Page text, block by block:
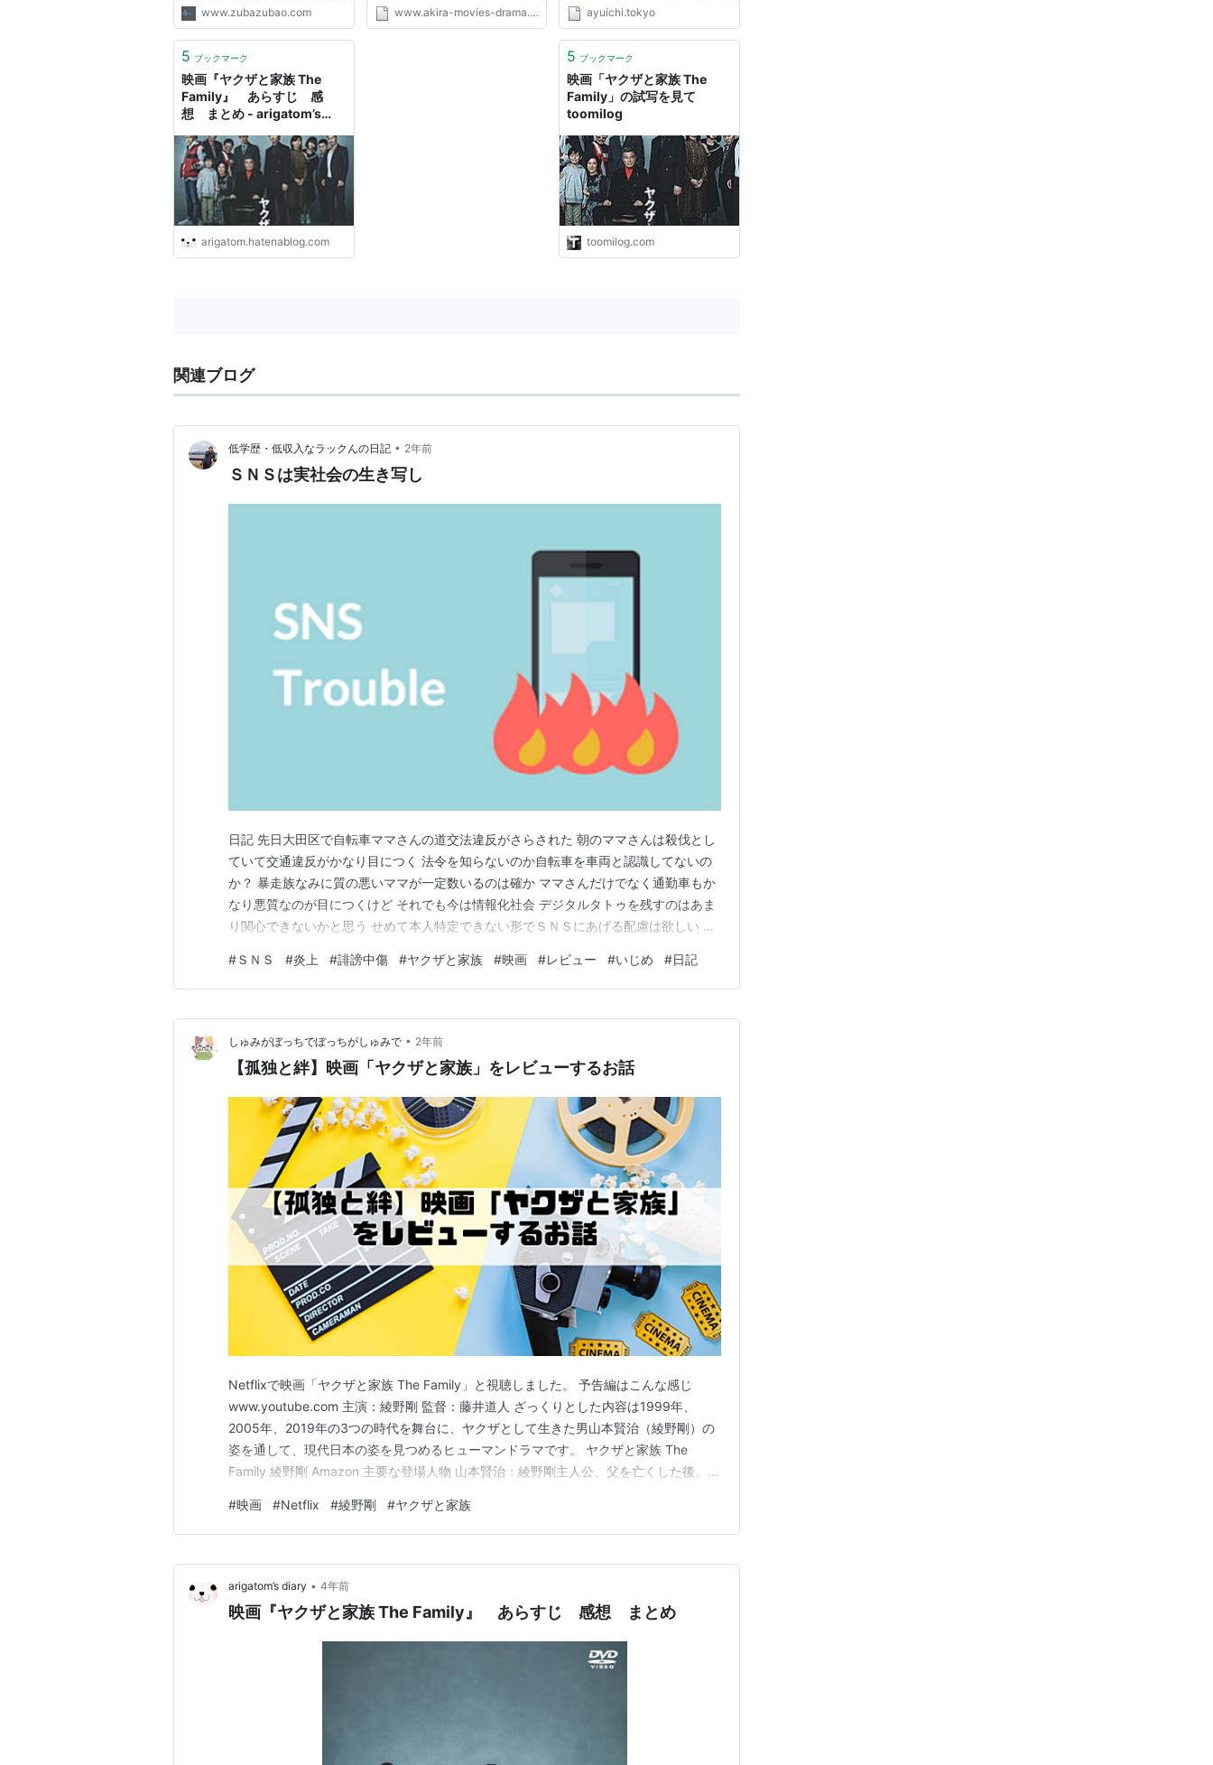
www.zubazubao.com www.akira-movies-drama.com ayuichi.tokyo
5 ブックマーク
映画『ヤクザと家族 The
Family』 あらすじ 感
想 まとめ - arigatom’s
arigatom.hatenablog.com
5 ブックマーク
映画「ヤクザと家族 The
Family」の試写を見て
toomilog
toomilog.com
関連ブログ
低学歴・低収入なラックんの日記 • 2年前
ＳＮＳは実社会の生き写し
日記 先日大田区で自転車ママさんの道交法違反がさらされた 朝のママさんは殺伐とし
ていて交通違反がかなり目につく 法令を知らないのか自転車を車両と認識してないの
か？ 暴走族なみに質の悪いママが一定数いるのは確か ママさんだけでなく通勤車もか
なり悪質なのが目につくけど それでも今は情報化社会 デジタルタトゥを残すのはあま
り関心できないかと思う せめて本人特定できない形でＳＮＳにあげる配慮は欲しい ヤ
ゆく 人にはそういう陰湿なところがあって遠くから矢を放つ 今回のママさんは気の毒
だが今は近所の小競り合いでは済まない 実を守…
#ＳＮＳ #炎上 #誹謗中傷 #ヤクザと家族 #映画 #レビュー #いじめ #日記
しゅみがぼっちでぼっちがしゅみで • 2年前
【孤独と絆】映画「ヤクザと家族」をレビューするお話
Netflixで映画「ヤクザと家族 The Family」と視聴しました。 予告編はこんな感じ
www.youtube.com 主演：綾野剛 監督：藤井道人 ざっくりとした内容は1999年、
2005年、2019年の3つの時代を舞台に、ヤクザとして生きた男山本賢治（綾野剛）の
姿を通して、現代日本の姿を見つめるヒューマンドラマです。 ヤクザと家族 The
Family 綾野剛 Amazon 主要な登場人物 山本賢治：綾野剛主人公、父を亡くした後、芝
咲組が管理するクラブに勤務するホステス。山本賢治と恋仲になる。 中村努：…
#映画 #Netflix #綾野剛 #ヤクザと家族
arigatom’s diary • 4年前
映画『ヤクザと家族 The Family』 あらすじ 感想 まとめ